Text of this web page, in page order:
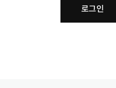
로그인